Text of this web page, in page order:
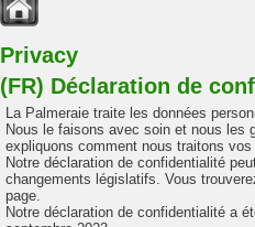
Privacy
(FR) Déclaration de
La Palmeraie traite les données
Nous le faisons avec soin et nous les
expliquons comment nous traitons
Notre déclaration de confidentialité
changements législatifs. Vous
page.
Notre déclaration de confidentialité a